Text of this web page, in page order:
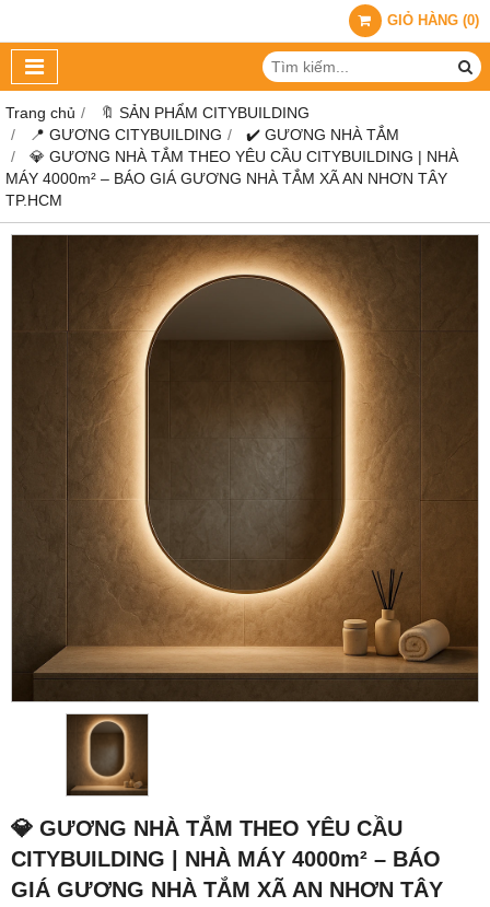
GIỎ HÀNG (0)
Trang chủ
🔖 SẢN PHẨM CITYBUILDING
📍 GƯƠNG CITYBUILDING
✔️ GƯƠNG NHÀ TẮM
💎 GƯƠNG NHÀ TẮM THEO YÊU CẦU CITYBUILDING | NHÀ
MÁY 4000m² – BÁO GIÁ GƯƠNG NHÀ TẮM XÃ AN NHƠN TÂY
TP.HCM
💎 GƯƠNG NHÀ TẮM THEO YÊU CẦU
CITYBUILDING | NHÀ MÁY 4000m² – BÁO
GIÁ GƯƠNG NHÀ TẮM XÃ AN NHƠN TÂY